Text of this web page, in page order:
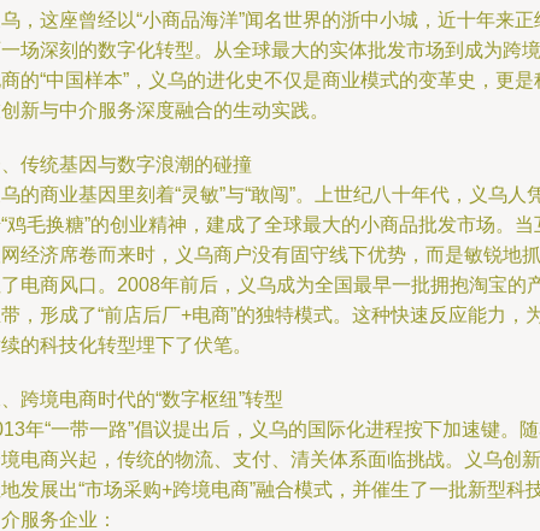
，这座曾经以“小商品海洋”闻名世界的浙中小城，近十年来正
场深刻的数字化转型。从全球最大的实体批发市场到成为跨境
的“中国样本”，义乌的进化史不仅是商业模式的变革史，更是
新与中介服务深度融合的生动实践。
传统基因与数字浪潮的碰撞
的商业基因里刻着“灵敏”与“敢闯”。上世纪八十年代，义乌人
鸡毛换糖”的创业精神，建成了全球最大的小商品批发市场。当
经济席卷而来时，义乌商户没有固守线下优势，而是敏锐地抓
电商风口。2008年前后，义乌成为全国最早一批拥抱淘宝的
，形成了“前店后厂+电商”的独特模式。这种快速反应能力，
的科技化转型埋下了伏笔。
跨境电商时代的“数字枢纽”转型
年“一带一路”倡议提出后，义乌的国际化进程按下加速键。
电商兴起，传统的物流、支付、清关体系面临挑战。义乌创新
发展出“市场采购+跨境电商”融合模式，并催生了一批新型科
服务企业：